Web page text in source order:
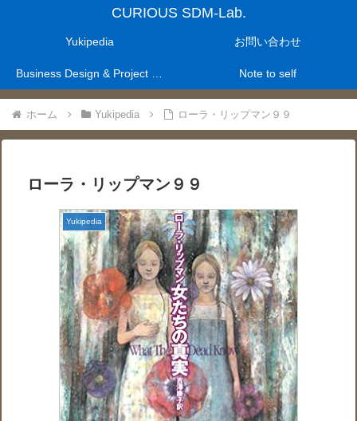
CURIOUS SDM-Lab.
Yukipedia お問い合わせ
Note to self
ホーム Yukipedia ローラ・リップマン９９
ローラ・リップマン９９
Yukipedia